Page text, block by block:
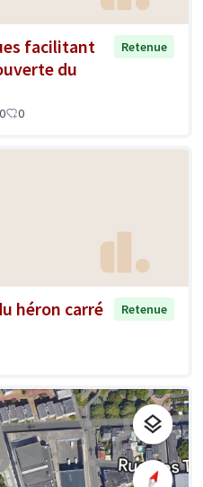
facilitant
du
Retenue
0 0
héron carré
Retenue